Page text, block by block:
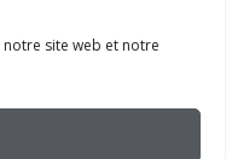
site web et notre